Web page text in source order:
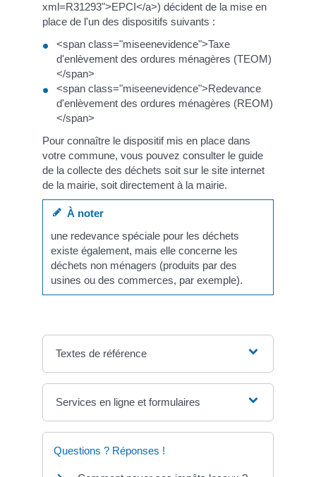
xml=R31293">EPCI</a>) décident de la mise en
place de l'un des dispositifs suivants :
<span class="miseenevidence">Taxe
d'enlèvement des ordures ménagères (TEOM)
</span>
<span class="miseenevidence">Redevance
d'enlèvement des ordures ménagères (REOM)
</span>
Pour connaître le dispositif mis en place dans
votre commune, vous pouvez consulter le guide
de la collecte des déchets soit sur le site internet
de la mairie, soit directement à la mairie.
À noter
une redevance spéciale pour les déchets
existe également, mais elle concerne les
déchets non ménagers (produits par des
usines ou des commerces, par exemple).
Textes de référence
Services en ligne et formulaires
Questions ? Réponses !